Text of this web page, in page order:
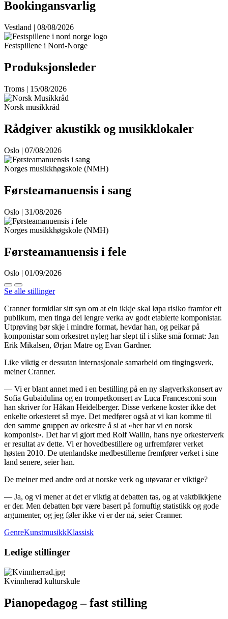
Bookingansvarlig
Vestland | 08/08/2026
Festspillene i Nord-Norge
Produksjonsleder
Troms | 15/08/2026
Norsk musikkråd
Rådgiver akustikk og musikklokaler
Oslo | 07/08/2026
Norges musikkhøgskole (NMH)
Førsteamanuensis i sang
Oslo | 31/08/2026
Norges musikkhøgskole (NMH)
Førsteamanuensis i fele
Oslo | 01/09/2026
Se alle stillinger
Cranner formidlar sitt syn om at ein ikkje skal løpa risiko framfor eit
publikum, men tinga dei lengre verka av godt etablerte komponistar.
Utprøving bør skje i mindre format, hevdar han, og peikar på
komponistar som orkestret nyleg har slept til i slike små format: Jan
Erik Mikalsen, Ørjan Matre og Evan Gardner.
Like viktig er dessutan internasjonale samarbeid om tingingsverk,
meiner Cranner.
— Vi er blant annet med i en bestilling på en ny slagverkskonsert av
Sofia Gubaidulina og en trompetkonsert av Luca Francesconi som
han skriver for Håkan Heidelberger. Disse verkene koster ikke det
enkelte orkesteret så mye. Det medfører også at vi kan komme til
den samme gruppen av orkestre å si at «her har vi en norsk
komponist». Det har vi gjort med Rolf Wallin, hans nye orkesterverk
er resultat av dette. Vi er hovedbestillere og urfremfører verket
høsten 2010. De utenlandske medbestillerne fremfører verket i sine
land senere, seier han.
De meiner med andre ord at norske verk og utøvarar er viktige?
— Ja, og vi mener at det er viktig at debatten tas, og at vaktbikkjene
er der. Men debatten bør være basert på fornuftig statistikk og gode
argumenter, og jeg føler ikke vi er der nå, seier Cranner.
GenreKunstmusikkKlassisk
Ledige stillinger
Kvinnherad kulturskule
Pianopedagog – fast stilling